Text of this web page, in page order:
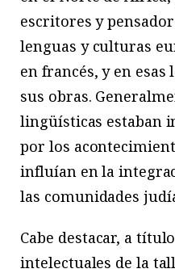
escritores y
lenguas y culturas
en francés, y en
sus obras.
lingüísticas estaban
por los
influían en la
las comunidades
Cabe destacar, a
intelectuales de la